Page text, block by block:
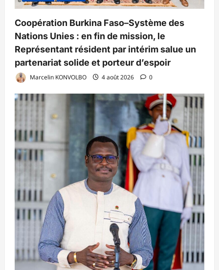
Coopération Burkina Faso–Système des
Nations Unies : en fin de mission, le
Représentant résident par intérim salue un
partenariat solide et porteur d’espoir
Marcelin KONVOLBO 4 août 2026 0